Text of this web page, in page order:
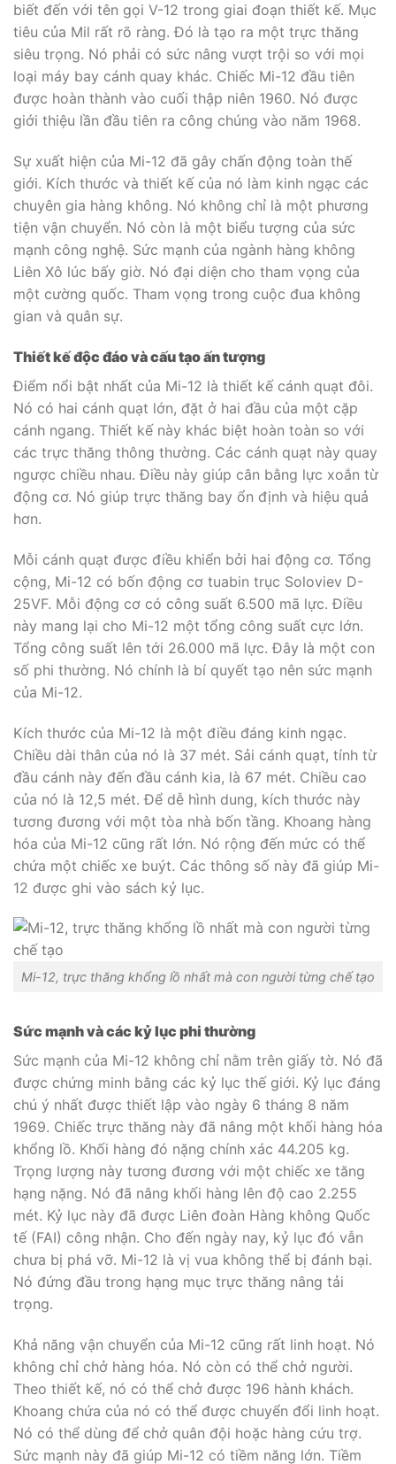
biết đến với tên gọi V-12 trong giai đoạn thiết kế. Mục
tiêu của Mil rất rõ ràng. Đó là tạo ra một trực thăng
siêu trọng. Nó phải có sức nâng vượt trội so với mọi
loại máy bay cánh quay khác. Chiếc Mi-12 đầu tiên
được hoàn thành vào cuối thập niên 1960. Nó được
giới thiệu lần đầu tiên ra công chúng vào năm 1968.
Sự xuất hiện của Mi-12 đã gây chấn động toàn thế
giới. Kích thước và thiết kế của nó làm kinh ngạc các
chuyên gia hàng không. Nó không chỉ là một phương
tiện vận chuyển. Nó còn là một biểu tượng của sức
mạnh công nghệ. Sức mạnh của ngành hàng không
Liên Xô lúc bấy giờ. Nó đại diện cho tham vọng của
một cường quốc. Tham vọng trong cuộc đua không
gian và quân sự.
Thiết kế độc đáo và cấu tạo ấn tượng
Điểm nổi bật nhất của Mi-12 là thiết kế cánh quạt đôi.
Nó có hai cánh quạt lớn, đặt ở hai đầu của một cặp
cánh ngang. Thiết kế này khác biệt hoàn toàn so với
các trực thăng thông thường. Các cánh quạt này quay
ngược chiều nhau. Điều này giúp cân bằng lực xoắn từ
động cơ. Nó giúp trực thăng bay ổn định và hiệu quả
hơn.
Mỗi cánh quạt được điều khiển bởi hai động cơ. Tổng
cộng, Mi-12 có bốn động cơ tuabin trục Soloviev D-
25VF. Mỗi động cơ có công suất 6.500 mã lực. Điều
này mang lại cho Mi-12 một tổng công suất cực lớn.
Tổng công suất lên tới 26.000 mã lực. Đây là một con
số phi thường. Nó chính là bí quyết tạo nên sức mạnh
của Mi-12.
Kích thước của Mi-12 là một điều đáng kinh ngạc.
Chiều dài thân của nó là 37 mét. Sải cánh quạt, tính từ
đầu cánh này đến đầu cánh kia, là 67 mét. Chiều cao
của nó là 12,5 mét. Để dễ hình dung, kích thước này
tương đương với một tòa nhà bốn tầng. Khoang hàng
hóa của Mi-12 cũng rất lớn. Nó rộng đến mức có thể
chứa một chiếc xe buýt. Các thông số này đã giúp Mi-
12 được ghi vào sách kỷ lục.
Mi-12, trực thăng khổng lồ nhất mà con người từng chế tạo
Sức mạnh và các kỷ lục phi thường
Sức mạnh của Mi-12 không chỉ nằm trên giấy tờ. Nó đã
được chứng minh bằng các kỷ lục thế giới. Kỷ lục đáng
chú ý nhất được thiết lập vào ngày 6 tháng 8 năm
1969. Chiếc trực thăng này đã nâng một khối hàng hóa
khổng lồ. Khối hàng đó nặng chính xác 44.205 kg.
Trọng lượng này tương đương với một chiếc xe tăng
hạng nặng. Nó đã nâng khối hàng lên độ cao 2.255
mét. Kỷ lục này đã được Liên đoàn Hàng không Quốc
tế (FAI) công nhận. Cho đến ngày nay, kỷ lục đó vẫn
chưa bị phá vỡ. Mi-12 là vị vua không thể bị đánh bại.
Nó đứng đầu trong hạng mục trực thăng nâng tải
trọng.
Khả năng vận chuyển của Mi-12 cũng rất linh hoạt. Nó
không chỉ chở hàng hóa. Nó còn có thể chở người.
Theo thiết kế, nó có thể chở được 196 hành khách.
Khoang chứa của nó có thể được chuyển đổi linh hoạt.
Nó có thể dùng để chở quân đội hoặc hàng cứu trợ.
Sức mạnh này đã giúp Mi-12 có tiềm năng lớn. Tiềm